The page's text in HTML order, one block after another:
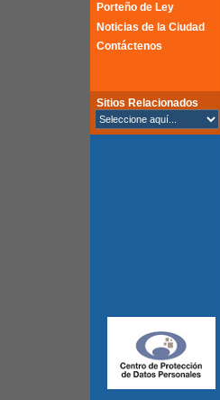
Porteño de Ley
Noticias de la Ciudad
Contáctenos
Sitios Relacionados